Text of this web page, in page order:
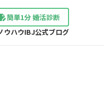
簡単1分 婚活診断
ウハウIBJ公式ブログ